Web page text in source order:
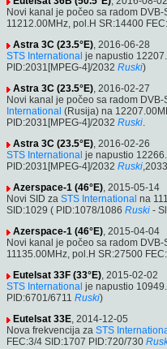
Novi kanal je počeo sa radom
11212.00MHz, pol.H SR:14400
Astra 3C (23.5°E), 2016-06-28
STS International je napustio
PID:2031[MPEG-4]/2032 Ruski)
Astra 3C (23.5°E), 2016-02-27
Novi kanal je počeo sa radom
International (Rusija) na
PID:2031[MPEG-4]/2032 Ruski.
Astra 3C (23.5°E), 2016-02-26
STS International je napustio
PID:2031[MPEG-4]/2032 Ruski
Azerspace-1 (46°E), 2015-05-14
Novi SID za STS International na
SID:1029 ( PID:1078/1086 Ruski -
Azerspace-1 (46°E), 2015-04-04
Novi kanal je počeo sa radom
11135.00MHz, pol.H SR:27500
Eutelsat 33F (33°E), 2015-02-02
STS International je napustio
PID:6701/6711 Ruski)
Eutelsat 33E, 2014-12-05
Nova frekvencija za STS
FEC:3/4 SID:1707 PID:720/730